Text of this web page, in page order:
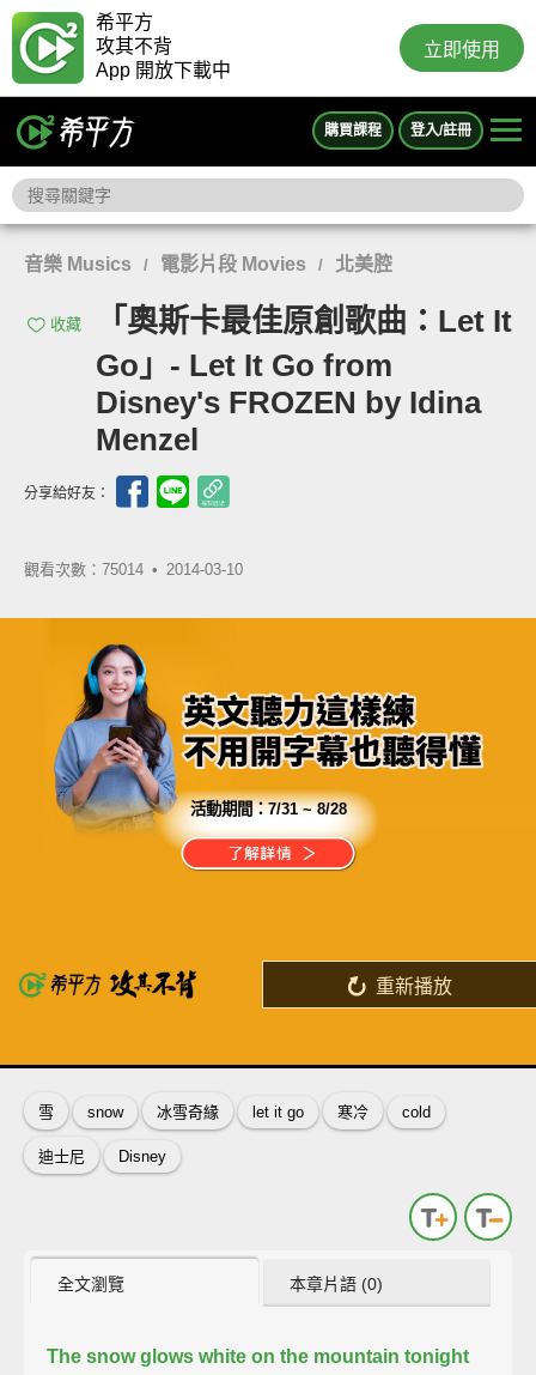
希平方
攻其不背
App 開放下載中
立即使用
購買課程 登入/註冊
音樂 Musics / 電影片段 Movies / 北美腔
收藏
「奧斯卡最佳原創歌曲：Let It
Go」- Let It Go from
Disney's FROZEN by Idina
Menzel
分享給好友：
觀看次數：75014 • 2014-03-10
活動期間：7/31 ~ 8/28
重新播放
但需要英文時，你準備好了嗎？
了解詳情
雪 snow 冰雪奇緣 let it go 寒冷 cold
迪士尼 Disney
全文瀏覽 本章片語 (0)
The snow glows white on the mountain tonight